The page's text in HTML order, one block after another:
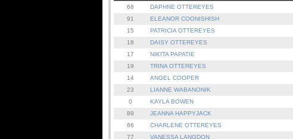
68 DAPHNE OTTEREYES
91
ELEANOR COONISHISH
15
PATRICIA OTTEREYES
18
DAISY OTTEREYES
17
NIKITA PAPATIE
19
TRINA OTTEREYES
14
ANGEL COOPER
23
LIANNE WABANONIK
0
KAYLA BOWEN
89
JEANNA HAPPYJACK
86
CHARLENE OTTEREYES
77
VANESSA LANGDON